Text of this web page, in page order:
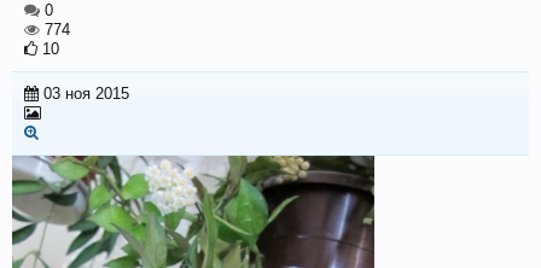
0
774
10
03 ноя 2015